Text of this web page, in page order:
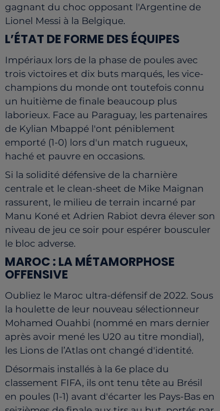
gagnant du choc opposant l'Argentine de
Lionel Messi à la Belgique.
L’ÉTAT DE FORME DES ÉQUIPES
Impériaux lors de la phase de poules avec
trois victoires et dix buts marqués, les vice-
champions du monde ont toutefois connu
un huitième de finale beaucoup plus
laborieux. Face au Paraguay, les partenaires
de Kylian Mbappé l'ont péniblement
emporté (1-0) lors d'un match rugueux,
haché et pauvre en occasions.
Si la solidité défensive de la charnière
centrale et le clean-sheet de Mike Maignan
rassurent, le milieu de terrain incarné par
Manu Koné et Adrien Rabiot devra élever son
niveau de jeu ce soir pour espérer bousculer
le bloc adverse.
MAROC : LA MÉTAMORPHOSE
OFFENSIVE
Oubliez le Maroc ultra-défensif de 2022. Sous
la houlette de leur nouveau sélectionneur
Mohamed Ouahbi (nommé en mars dernier
après avoir mené les U20 au titre mondial),
les Lions de l’Atlas ont changé d'identité.
Désormais installés à la 6e place du
classement FIFA, ils ont tenu tête au Brésil
en poules (1-1) avant d'écarter les Pays-Bas en